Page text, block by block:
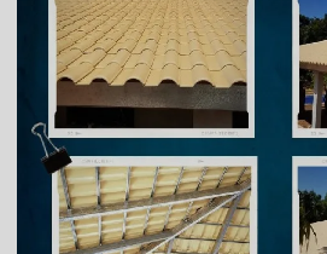
Preço da telha americana esmaltada
Preço de telhas americana
Preço de telhas cerâmica resinada
Preço de telhas resinadas
Quanto custa telha de cimento
Telha americana branca